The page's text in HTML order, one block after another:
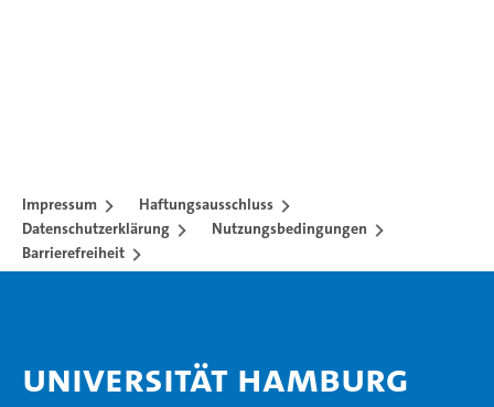
Impressum
Haftungsausschluss
Datenschutzerklärung
Nutzungsbedingungen
Barrierefreiheit
Universität Hamburg